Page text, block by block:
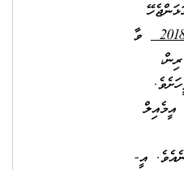
ވާ
އީ-